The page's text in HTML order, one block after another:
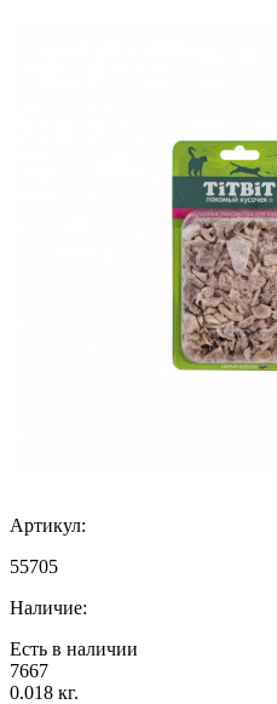
Артикул:
55705
Наличие:
Есть в наличии
7667
0.018 кг.